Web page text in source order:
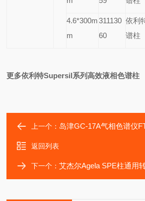
4.6*300m
m
311130
60
依利
谱柱
更多依利特Supersil系列高效液相色谱柱
上一个： 岛津GC-17A气相色谱仪FTD-
返回列表
下一个：艾杰尔Agela SPE柱通用